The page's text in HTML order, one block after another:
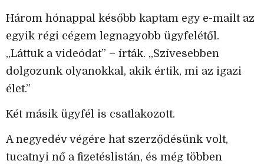
Három hónappal később kaptam egy e-mailt az
egyik régi cégem legnagyobb ügyfelétől.
„Láttuk a videódat” – írták. „Szívesebben
dolgozunk olyanokkal, akik értik, mi az igazi
élet.”
Két másik ügyfél is csatlakozott.
A negyedév végére hat szerződésünk volt,
tucatnyi nő a fizetéslistán, és még többen